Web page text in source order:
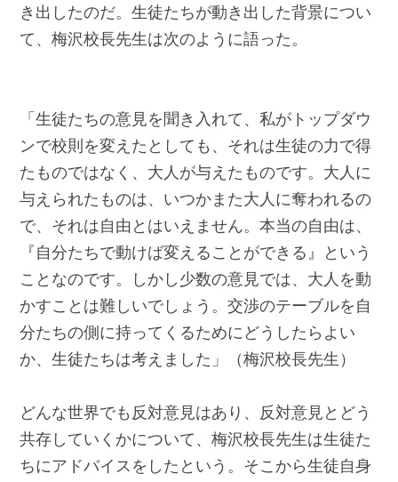
き出したのだ。生徒たちが動き出した背景につい
て、梅沢校長先生は次のように語った。
「生徒たちの意見を聞き入れて、私がトップダウ
ンで校則を変えたとしても、それは生徒の力で得
たものではなく、大人が与えたものです。大人に
与えられたものは、いつかまた大人に奪われるの
で、それは自由とはいえません。本当の自由は、
『自分たちで動けば変えることができる』という
ことなのです。しかし少数の意見では、大人を動
かすことは難しいでしょう。交渉のテーブルを自
分たちの側に持ってくるためにどうしたらよい
か、生徒たちは考えました」（梅沢校長先生）
どんな世界でも反対意見はあり、反対意見とどう
共存していくかについて、梅沢校長先生は生徒た
ちにアドバイスをしたという。そこから生徒自身